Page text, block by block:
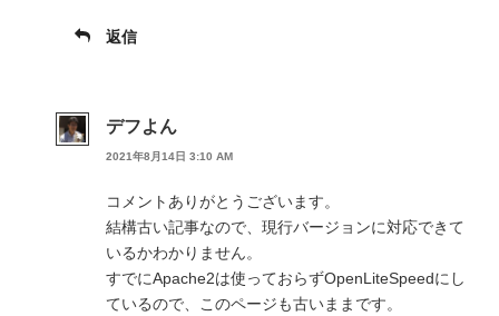
返信
デフよん
2021年8月14日 3:10 AM
コメントありがとうございます。
結構古い記事なので、現行バージョンに対応できて
いるかわかりません。
すでにApache2は使っておらずOpenLiteSpeedにし
ているので、このページも古いままです。